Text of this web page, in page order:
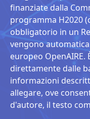
finanziate dalla
programma H2020
obbligatorio in un
vengono
europeo
direttamente dalle
informazioni
allegare, ove
d'autore, il testo